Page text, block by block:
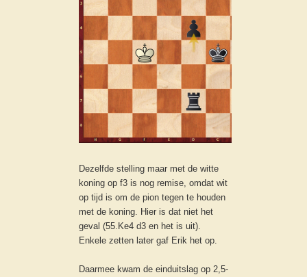
Dezelfde stelling maar met de witte
koning op f3 is nog remise, omdat wit
op tijd is om de pion tegen te houden
met de koning. Hier is dat niet het
geval (55.Ke4 d3 en het is uit).
Enkele zetten later gaf Erik het op.
Daarmee kwam de einduitslag op 2,5-